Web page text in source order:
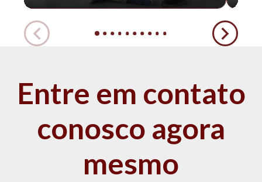
Entre em contato
conosco agora
mesmo